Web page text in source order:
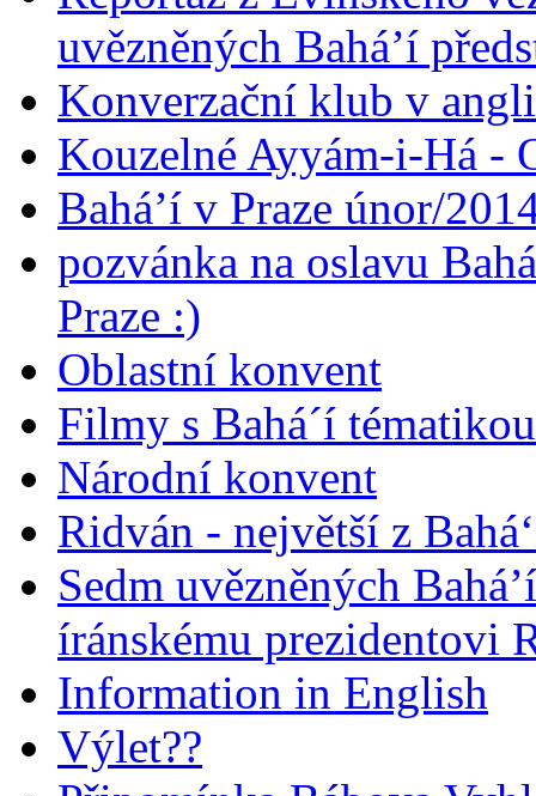
uvězněných Bahá’í
Konverzační klub v
Kouzelné Ayyám-i-Há -
Bahá’í v Praze únor/
pozvánka na oslavu
Praze :)
Oblastní konvent
Filmy s Bahá´í
Národní konvent
Ridván - největší z
Sedm uvězněných
íránskému prezidentovi
Information in English
Výlet??